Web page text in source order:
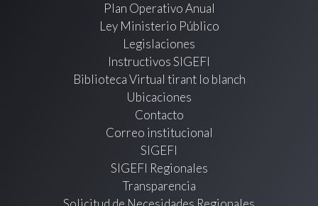
Plan Operativo Anual
Ley Ministerio Público
Legislaciones
Instructivos SIGEFI
Biblioteca Virtual tirant lo blanch
Ubicaciones
Contacto
Correo institucional
SIGEFI
SIGEFI Regionales
Transparencia